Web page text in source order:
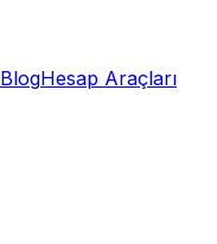
BlogHesap Araçları